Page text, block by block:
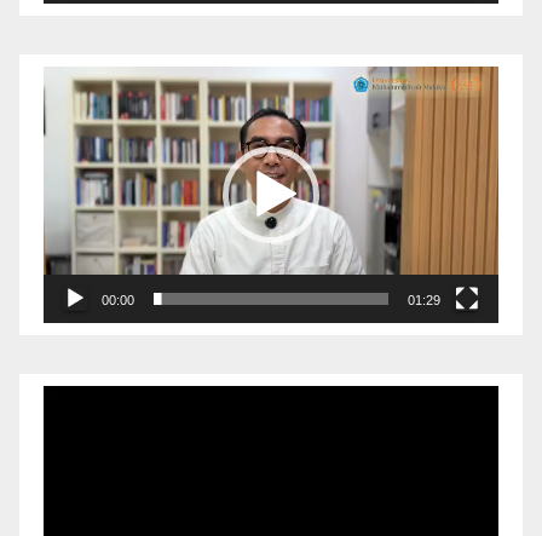
Pemutar
Video
00:00 01:29